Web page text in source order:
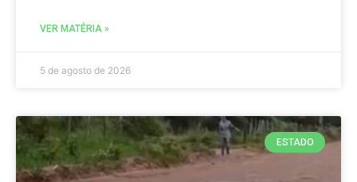
VER MATÉRIA »
5 de agosto de 2026
ESTADO